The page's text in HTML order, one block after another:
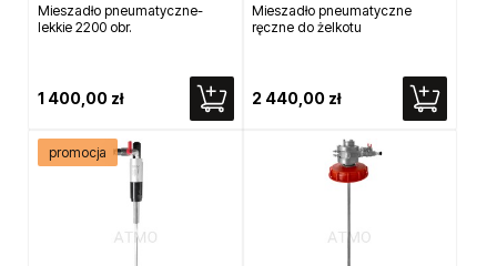
Mieszadło pneumatyczne-
lekkie 2200 obr.
1 400,00 zł
Mieszadło pneumatyczne
ręczne do żelkotu
2 440,00 zł
promocja